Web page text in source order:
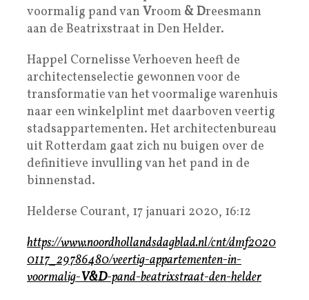
voormalig pand van Vroom &Dreesmann
aan de Beatrixstraat in Den Helder.
Happel Cornelisse Verhoeven heeft de
architectenselectie gewonnen voor de
transformatie van het voormalige warenhuis
naar een winkelplint met daarboven veertig
stadsappartementen. Het architectenbureau
uit Rotterdam gaat zich nu buigen over de
definitieve invulling van het pand in de
binnenstad.
Helderse Courant, 17 januari 2020, 16:12
https://www.noordhollandsdagblad.nl/cnt/dmf2020
0117_29786480/veertig-appartementen-in-
voormalig-V&D-pand-beatrixstraat-den-helder